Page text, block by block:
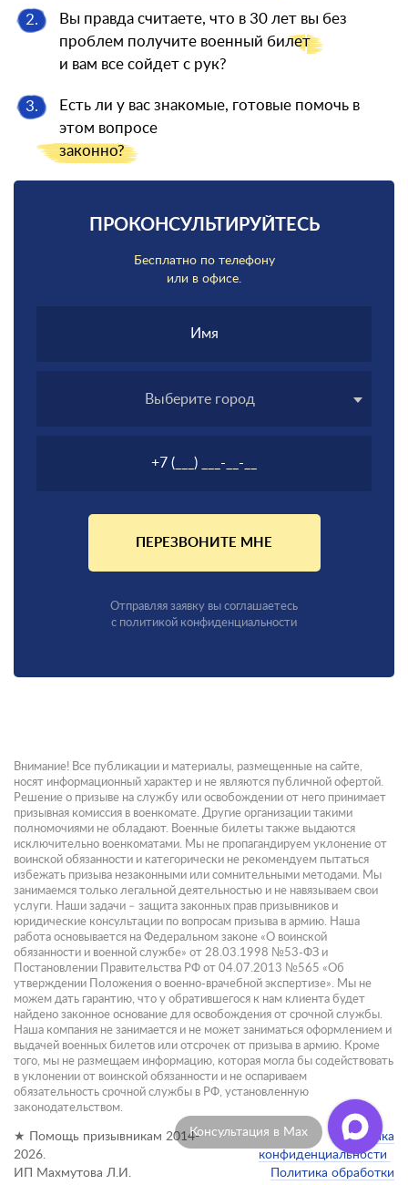
2.
Вы правда считаете, что в 30 лет вы без
проблем получите военный билет
и вам все сойдет с рук?
3.
Есть ли у вас знакомые, готовые помочь в
этом вопросе
законно?
ПРОКОНСУЛЬТИРУЙТЕСЬ
Бесплатно по телефону
или в офисе.
Выберите город
ПЕРЕЗВОНИТЕ МНЕ
Отправляя заявку вы соглашаетесь
с политикой конфиденциальности
Консультация в Max
Внимание! Все публикации и материалы, размещенные на сайте,
носят информационный характер и не являются публичной офертой.
Решение о призыве на службу или освобождении от него принимает
призывная комиссия в военкомате. Другие организации такими
полномочиями не обладают. Военные билеты также выдаются
исключительно военкоматами. Мы не пропагандируем уклонение от
воинской обязанности и категорически не рекомендуем пытаться
избежать призыва незаконными или сомнительными методами. Мы
занимаемся только легальной деятельностью и не навязываем свои
услуги. Наши задачи – защита законных прав призывников и
юридические консультации по вопросам призыва в армию. Наша
работа основывается на Федеральном законе «О воинской
обязанности и военной службе» от 28.03.1998 №53-ФЗ и
Постановлении Правительства РФ от 04.07.2013 №565 «Об
утверждении Положения о военно-врачебной экспертизе». Мы не
можем дать гарантию, что у обратившегося к нам клиента будет
найдено законное основание для освобождения от срочной службы.
Наша компания не занимается и не может заниматься оформлением и
выдачей военных билетов или отсрочек от призыва в армию. Кроме
того, мы не размещаем информацию, которая могла бы содействовать
в уклонении от воинской обязанности и не оспариваем
обязательность срочной службы в РФ, установленную
законодательством.
★ Помощь призывникам 2014-
2026.
ИП Махмутова Л.И.
Политика
конфиденциальности
Политика обработки